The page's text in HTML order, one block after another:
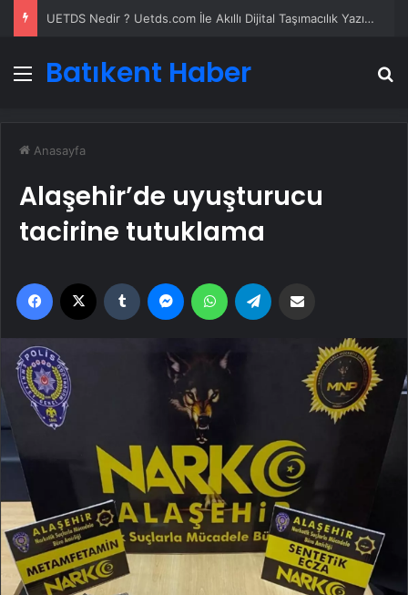
UETDS Nedir ? Uetds.com İle Akıllı Dijital Taşımacılık Yazılımı
Menü
Batıkent Haber
Anasayfa
Alaşehir’de uyuşturucu
tacirine tutuklama
Facebook Tumblr MessengerWhatsApp